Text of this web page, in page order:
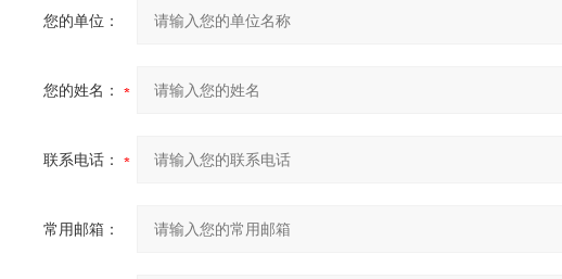
您的单位：
您的姓名：
联系电话：
常用邮箱：